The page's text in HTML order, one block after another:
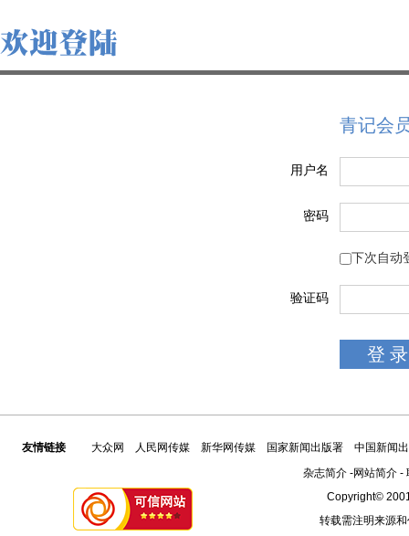
青记会
用户名
密码
下次自动
验证码
友情链接 大众网 人民网传媒 新华网传媒 国家新闻出版署
中国新闻
杂志简介 -网站简介 -
Copyright©
转载需注明来源